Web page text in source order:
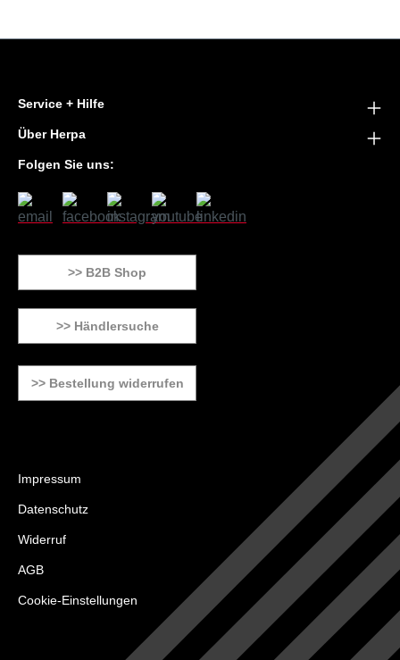
Service + Hilfe
Über Herpa
Folgen Sie uns:
>> B2B Shop
>> Händlersuche
>> Bestellung widerrufen
Impressum
Datenschutz
Widerruf
AGB
Cookie-Einstellungen